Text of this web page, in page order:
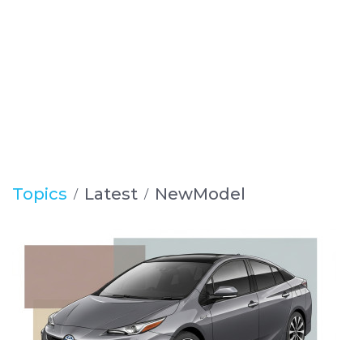
Topics Latest NewModel